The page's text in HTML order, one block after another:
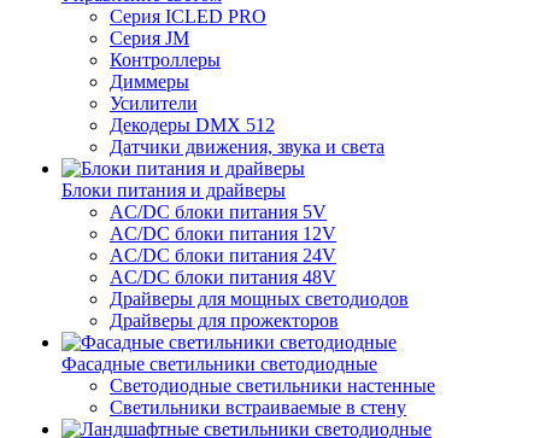
Серия ICLED PRO
Серия JM
Контроллеры
Диммеры
Усилители
Декодеры DMX 512
Датчики движения, звука и света
Блоки питания и драйверы
AC/DC блоки питания 5V
AC/DC блоки питания 12V
AC/DC блоки питания 24V
AC/DC блоки питания 48V
Драйверы для мощных светодиодов
Драйверы для прожекторов
Фасадные светильники светодиодные
Светодиодные светильники настенные
Светильники встраиваемые в стену